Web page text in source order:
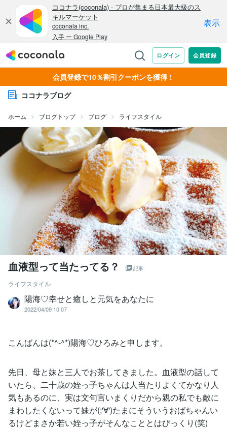
会員登録で10％割引クーポンを獲得！
ココナラブログ
ホーム ブログトップ ブログ ライフスタイル
血液型って当たってる？ 記事
ライフスタイル
陽海♡幸せと癒しと元気をあなたに
2022/04/09 10:07
こんばんは(*^-^*)陽海♡ひろみと申します。
先日、母と妹と三人でお茶してきました。血液型の話して
いたら、二十歳の姪っ子ちゃんは人当たりよくてかなり人
気もあるのに、実は文句言いまくりだから親の私でも敵に
まわしたくないって妹が(;'∀')たまにそういうおばちゃんい
るけどまさか若い姪っ子がそんなこととはびっくり(笑)